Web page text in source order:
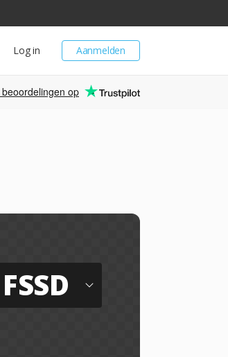
Aanmelden
Log in
beoordelingen op
FSSD